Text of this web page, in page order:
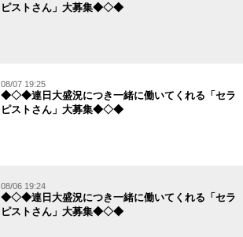
ピストさん」大募集◆◇◆
08/07 19:25
◆◇◆連日大盛況につき一緒に働いてくれる「セラ
ピストさん」大募集◆◇◆
08/06 19:24
◆◇◆連日大盛況につき一緒に働いてくれる「セラ
ピストさん」大募集◆◇◆